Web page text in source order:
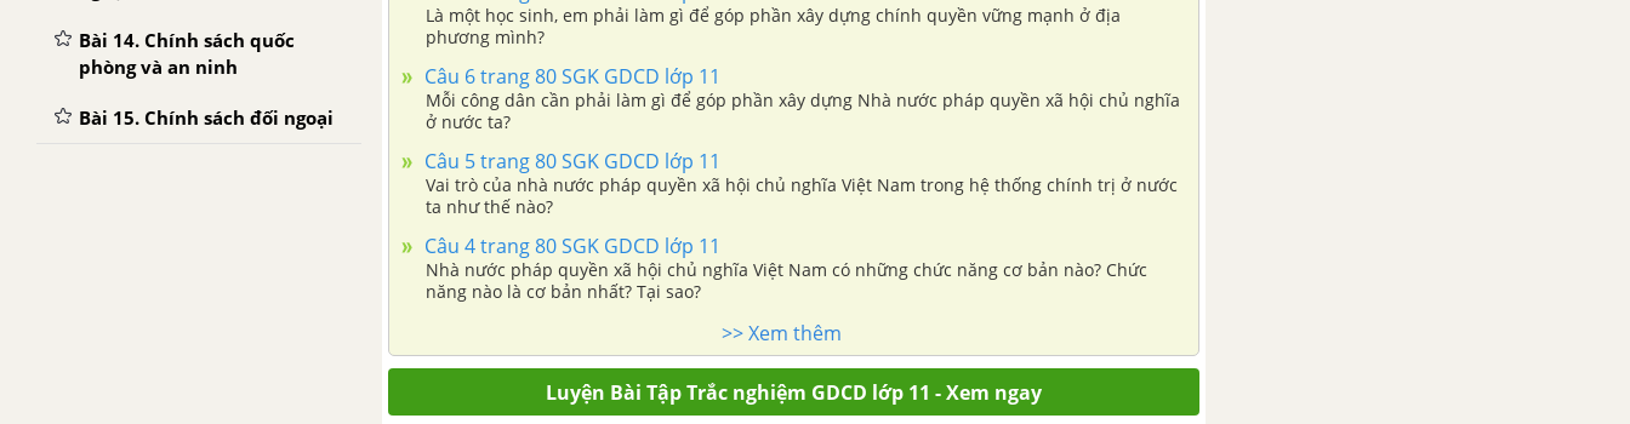
Bài 14. Chính sách quốc
phòng và an ninh
Bài 15. Chính sách đối ngoại
Là một học sinh, em phải làm gì để góp phần xây dựng chính quyền vững mạnh ở địa
phương mình?
Câu 6 trang 80 SGK GDCD lớp 11
Mỗi công dân cần phải làm gì để góp phần xây dựng Nhà nước pháp quyền xã hội chủ nghĩa
ở nước ta?
Câu 5 trang 80 SGK GDCD lớp 11
Vai trò của nhà nước pháp quyền xã hội chủ nghĩa Việt Nam trong hệ thống chính trị ở nước
ta như thế nào?
Câu 4 trang 80 SGK GDCD lớp 11
Nhà nước pháp quyền xã hội chủ nghĩa Việt Nam có những chức năng cơ bản nào? Chức
năng nào là cơ bản nhất? Tại sao?
>> Xem thêm
Luyện Bài Tập Trắc nghiệm GDCD lớp 11 - Xem ngay